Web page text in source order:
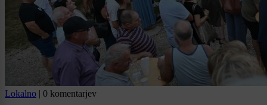
Lokalno | 0 komentarjev